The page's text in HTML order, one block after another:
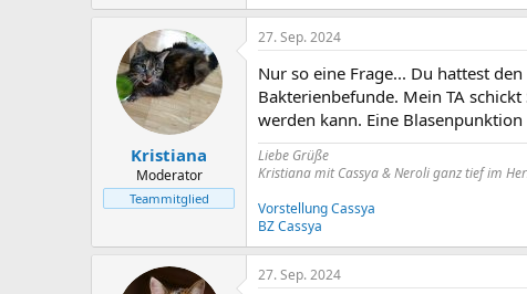
Kristiana
Moderator
Teammitglied
27. Sep. 2024
Nur so eine Frage... Du hattest
Bakterienbefunde. Mein TA
werden kann. Eine
Liebe Grüße
Kristiana mit Cassya & Neroli ganz tief im
Vorstellung Cassya
BZ Cassya
27. Sep. 2024